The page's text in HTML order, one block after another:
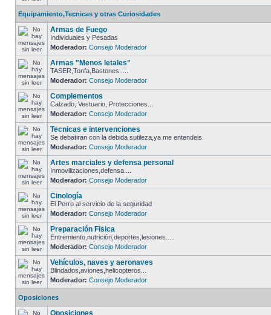
Equipamiento,Tecnicas y otras Curiosidades
Armas de Fuego
Individuales y Pesadas
Moderador: Consejo Moderador
Armas "Menos letales"
TASER,Tonfa,Bastones.....
Moderador: Consejo Moderador
Complementos
Calzado, Vestuario, Protecciones...
Moderador: Consejo Moderador
Tecnicas e intervenciones
Se debatiran con la debida sutileza,ya me entendeis.
Moderador: Consejo Moderador
Artes marciales y defensa personal
Inmovilizaciones,defensa....
Moderador: Consejo Moderador
Cinología
El Perro al servicio de la seguridad
Moderador: Consejo Moderador
Preparación Fisica
Entremiento,nutrición,deportes,lesiones.....
Moderador: Consejo Moderador
Vehículos, naves y aeronaves
Blindados,aviones,helicopteros...
Moderador: Consejo Moderador
Oposiciones
Oposiciones